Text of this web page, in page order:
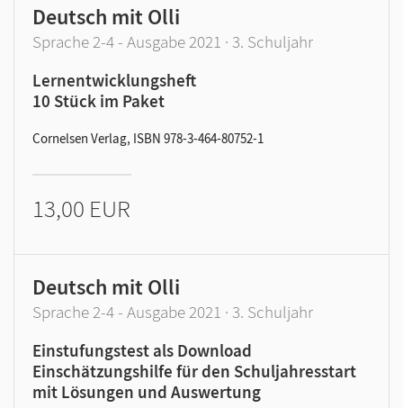
Deutsch mit Olli
Sprache 2-4 - Ausgabe 2021 · 3. Schuljahr
Lernentwicklungsheft
10 Stück im Paket
Cornelsen Verlag, ISBN 978-3-464-80752-1
13,00 EUR
Deutsch mit Olli
Sprache 2-4 - Ausgabe 2021 · 3. Schuljahr
Einstufungstest als Download
Einschätzungshilfe für den Schuljahresstart
mit Lösungen und Auswertung